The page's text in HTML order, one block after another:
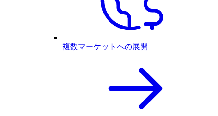
複数マーケットへの展開